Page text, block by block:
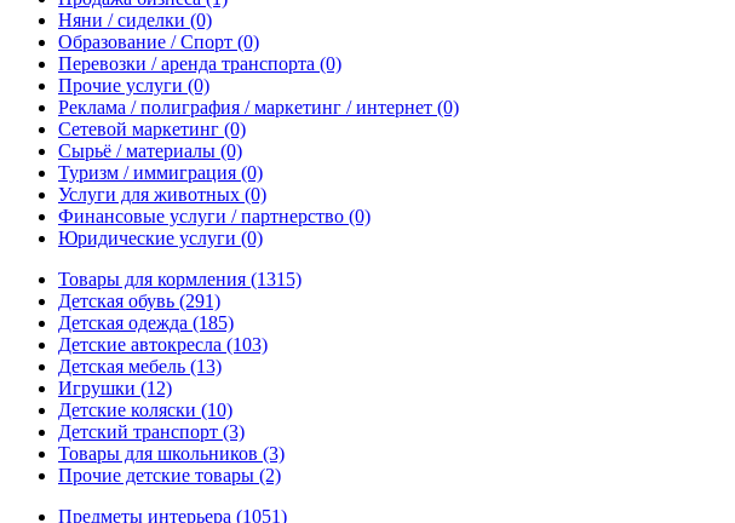
Няни / сиделки (0)
Образование / Спорт (0)
Перевозки / аренда транспорта (0)
Прочие услуги (0)
Реклама / полиграфия / маркетинг / интернет (0)
Сетевой маркетинг (0)
Сырьё / материалы (0)
Туризм / иммиграция (0)
Услуги для животных (0)
Финансовые услуги / партнерство (0)
Юридические услуги (0)
Товары для кормления (1315)
Детская обувь (291)
Детская одежда (185)
Детские автокресла (103)
Детская мебель (13)
Игрушки (12)
Детские коляски (10)
Детский транспорт (3)
Товары для школьников (3)
Прочие детские товары (2)
Предметы интерьера (1051)